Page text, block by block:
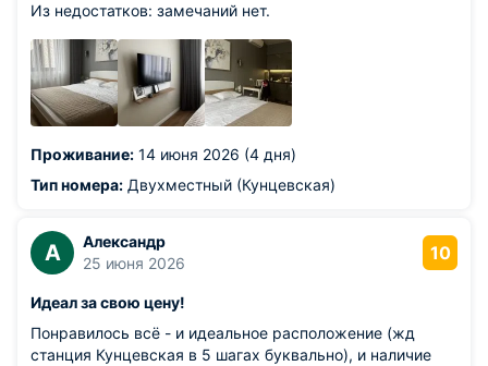
Из недостатков: замечаний нет.
Проживание: 14 июня 2026 (4 дня)
Тип номера: Двухместный (Кунцевская)
А
Александр
25 июня 2026
10
Идеал за свою цену!
Понравилось всё - и идеальное расположение (жд
станция Кунцевская в 5 шагах буквально), и наличие